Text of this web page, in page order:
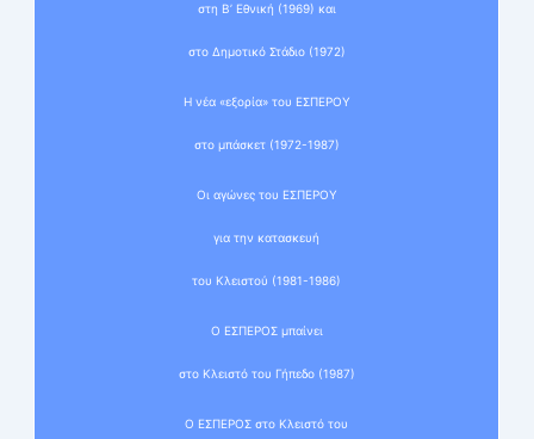
στη Β’ Εθνική (1969) και
στο Δημοτικό Στάδιο (1972)
Η νέα «εξορία» του ΕΣΠΕΡΟΥ
στο μπάσκετ (1972-1987)
Οι αγώνες του ΕΣΠΕΡΟΥ
για την κατασκευή
του Κλειστού (1981-1986)
Ο ΕΣΠΕΡΟΣ μπαίνει
στο Κλειστό του Γήπεδο (1987)
Ο ΕΣΠΕΡΟΣ στο Κλειστό του